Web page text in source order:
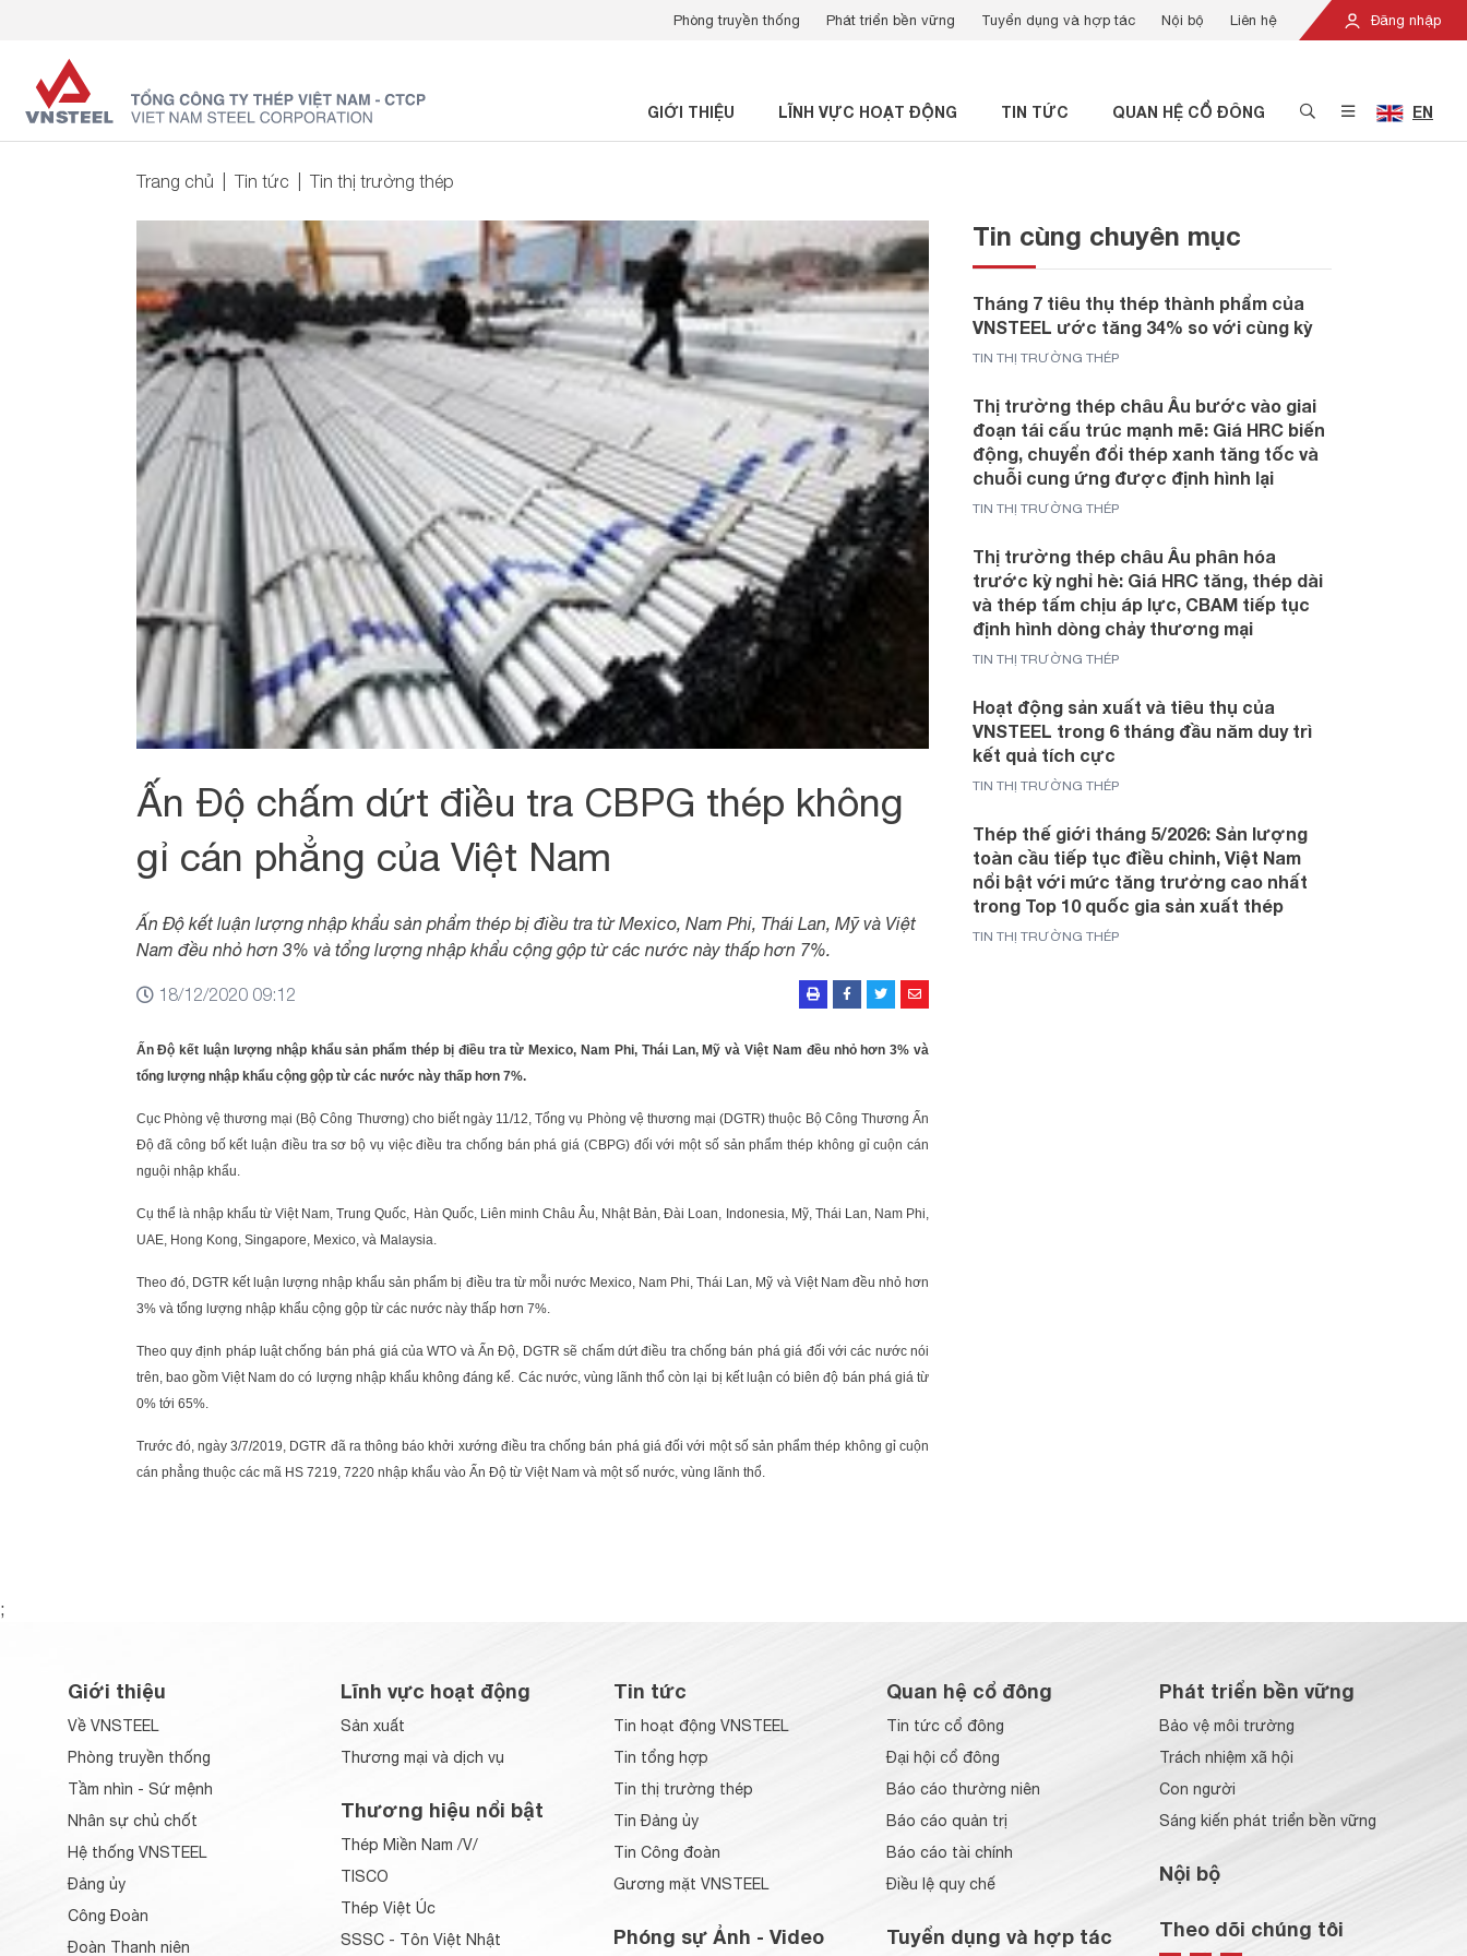
Đăng nhập
Phòng truyền thống Phát triển bền vững Tuyển dụng và hợp tác Nội bộ Liên hệ
GIỚI THIỆU LĨNH VỰC HOẠT ĐỘNG TIN TỨC QUAN HỆ CỔ ĐÔNG EN
Trang chủ Tin tức Tin thị trường thép
Ấn Độ chấm dứt điều tra CBPG thép không
gỉ cán phẳng của Việt Nam
Ấn Độ kết luận lượng nhập khẩu sản phẩm thép bị điều tra từ Mexico, Nam Phi, Thái Lan, Mỹ và Việt
Nam đều nhỏ hơn 3% và tổng lượng nhập khẩu cộng gộp từ các nước này thấp hơn 7%.
18/12/2020 09:12
Ấn Độ kết luận lượng nhập khẩu sản phẩm thép bị điều tra từ Mexico, Nam Phi, Thái Lan, Mỹ và Việt Nam đều nhỏ hơn 3% và
tổng lượng nhập khẩu cộng gộp từ các nước này thấp hơn 7%.
Cục Phòng vệ thương mại (Bộ Công Thương) cho biết ngày 11/12, Tổng vụ Phòng vệ thương mại (DGTR) thuộc Bộ Công Thương Ấn
Độ đã công bố kết luận điều tra sơ bộ vụ việc điều tra chống bán phá giá (CBPG) đối với một số sản phẩm thép không gỉ cuộn cán
nguội nhập khẩu.
Cụ thể là nhập khẩu từ Việt Nam, Trung Quốc, Hàn Quốc, Liên minh Châu Âu, Nhật Bản, Đài Loan, Indonesia, Mỹ, Thái Lan, Nam Phi,
UAE, Hong Kong, Singapore, Mexico, và Malaysia.
Theo đó, DGTR kết luận lượng nhập khẩu sản phẩm bị điều tra từ mỗi nước Mexico, Nam Phi, Thái Lan, Mỹ và Việt Nam đều nhỏ hơn
3% và tổng lượng nhập khẩu cộng gộp từ các nước này thấp hơn 7%.
Theo quy định pháp luật chống bán phá giá của WTO và Ấn Độ, DGTR sẽ chấm dứt điều tra chống bán phá giá đối với các nước nói
trên, bao gồm Việt Nam do có lượng nhập khẩu không đáng kể. Các nước, vùng lãnh thổ còn lại bị kết luận có biên độ bán phá giá từ
0% tới 65%.
Trước đó, ngày 3/7/2019, DGTR đã ra thông báo khởi xướng điều tra chống bán phá giá đối với một số sản phẩm thép không gỉ cuộn
cán phẳng thuộc các mã HS 7219, 7220 nhập khẩu vào Ấn Độ từ Việt Nam và một số nước, vùng lãnh thổ.
Tin cùng chuyên mục
Tháng 7 tiêu thụ thép thành phẩm của
VNSTEEL ước tăng 34% so với cùng kỳ
TIN THỊ TRƯỜNG THÉP
Thị trường thép châu Âu bước vào giai
đoạn tái cấu trúc mạnh mẽ: Giá HRC biến
động, chuyển đổi thép xanh tăng tốc và
chuỗi cung ứng được định hình lại
TIN THỊ TRƯỜNG THÉP
Thị trường thép châu Âu phân hóa
trước kỳ nghỉ hè: Giá HRC tăng, thép dài
và thép tấm chịu áp lực, CBAM tiếp tục
định hình dòng chảy thương mại
TIN THỊ TRƯỜNG THÉP
Hoạt động sản xuất và tiêu thụ của
VNSTEEL trong 6 tháng đầu năm duy trì
kết quả tích cực
TIN THỊ TRƯỜNG THÉP
Thép thế giới tháng 5/2026: Sản lượng
toàn cầu tiếp tục điều chỉnh, Việt Nam
nổi bật với mức tăng trưởng cao nhất
trong Top 10 quốc gia sản xuất thép
TIN THỊ TRƯỜNG THÉP
;
Giới thiệu
Về VNSTEEL
Phòng truyền thống
Tầm nhìn - Sứ mệnh
Nhân sự chủ chốt
Hệ thống VNSTEEL
Đảng ủy
Công Đoàn
Đoàn Thanh niên
Lĩnh vực hoạt động
Sản xuất
Thương mại và dịch vụ
Thương hiệu nổi bật
Thép Miền Nam /V/
TISCO
Thép Việt Úc
SSSC - Tôn Việt Nhật
Tin tức
Tin hoạt động VNSTEEL
Tin tổng hợp
Tin thị trường thép
Tin Đảng ủy
Tin Công đoàn
Gương mặt VNSTEEL
Phóng sự Ảnh - Video
Quan hệ cổ đông
Tin tức cổ đông
Đại hội cổ đông
Báo cáo thường niên
Báo cáo quản trị
Báo cáo tài chính
Điều lệ quy chế
Tuyển dụng và hợp tác
Phát triển bền vững
Bảo vệ môi trường
Trách nhiệm xã hội
Con người
Sáng kiến phát triển bền vững
Nội bộ
Theo dõi chúng tôi